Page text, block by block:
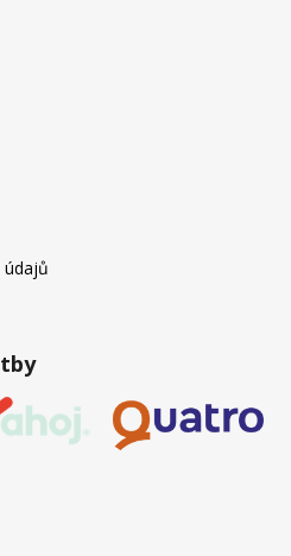
údajů